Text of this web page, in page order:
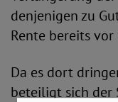
denjenigen zu
Rente bereits
Da es dort
beteiligt sich der